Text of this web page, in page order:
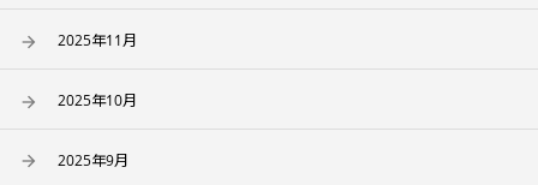
2025年11月
2025年10月
2025年9月